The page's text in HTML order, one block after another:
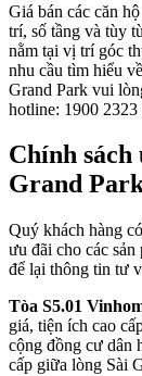
Giá bán các căn
trí, số tầng và tùy
nằm tại vị trí góc
nhu cầu tìm hiểu
Grand Park vui
hotline: 1900 2323
Chính sách
Grand
Quý khách hàng
ưu đãi cho các
để lại thông tin tư
Tòa S5.01
giá, tiện ích cao
cộng đồng cư dân
cấp giữa lòng Sài